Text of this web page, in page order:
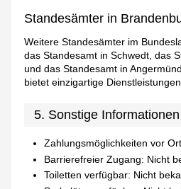
Standesämter in
Weitere Standesämter im
das Standesamt in Schwedt, das
und das Standesamt in
bietet einzigartige
5. Sonstige
Zahlungsmöglichkeiten vor
Barrierefreier Zugang: Nicht
Toiletten verfügbar: Nicht